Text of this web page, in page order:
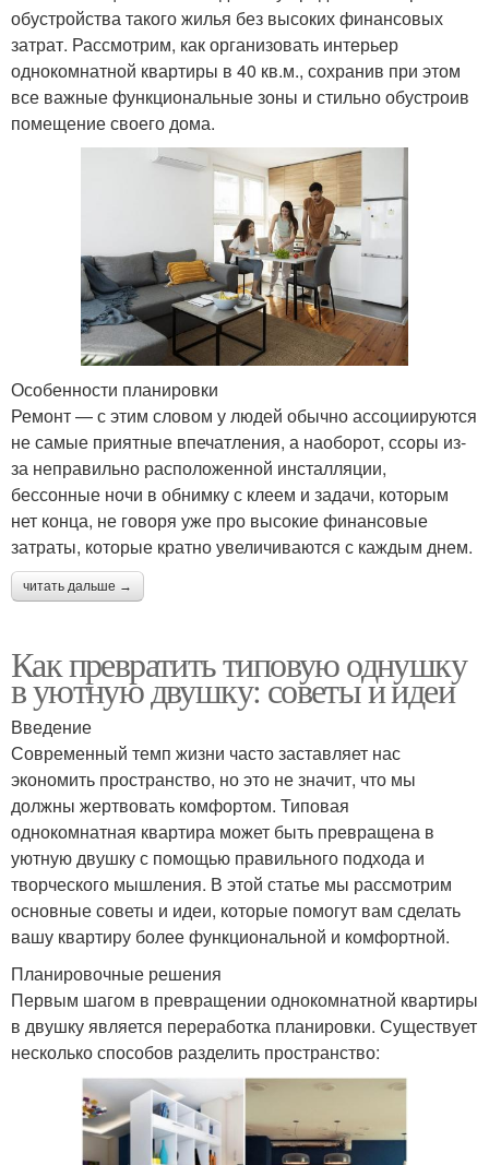
обустройства такого жилья без высоких финансовых
затрат. Рассмотрим, как организовать интерьер
однокомнатной квартиры в 40 кв.м., сохранив при этом
все важные функциональные зоны и стильно обустроив
помещение своего дома.
Особенности планировки
Ремонт — с этим словом у людей обычно ассоциируются
не самые приятные впечатления, а наоборот, ссоры из-
за неправильно расположенной инсталляции,
бессонные ночи в обнимку с клеем и задачи, которым
нет конца, не говоря уже про высокие финансовые
затраты, которые кратно увеличиваются с каждым днем.
читать дальше →
Как превратить типовую однушку
в уютную двушку: советы и идеи
Введение
Современный темп жизни часто заставляет нас
экономить пространство, но это не значит, что мы
должны жертвовать комфортом. Типовая
однокомнатная квартира может быть превращена в
уютную двушку с помощью правильного подхода и
творческого мышления. В этой статье мы рассмотрим
основные советы и идеи, которые помогут вам сделать
вашу квартиру более функциональной и комфортной.
Планировочные решения
Первым шагом в превращении однокомнатной квартиры
в двушку является переработка планировки. Существует
несколько способов разделить пространство: